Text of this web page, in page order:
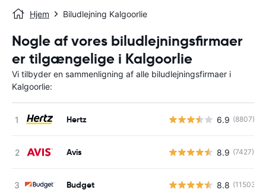
Hjem Biludlejning Kalgoorlie
Nogle af vores biludlejningsfirmaer
er tilgængelige i Kalgoorlie
Vi tilbyder en sammenligning af alle biludlejningsfirmaer i
Kalgoorlie:
Hertz 6.9 (8807)
Avis 8.9 (7427)
Budget 8.8 (11503)